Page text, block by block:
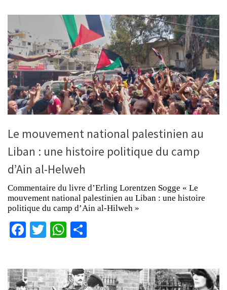
Le mouvement national palestinien au
Liban : une histoire politique du camp
d’Ain al-Helweh
Commentaire du livre d’Erling Lorentzen Sogge « Le
mouvement national palestinien au Liban : une histoire
politique du camp d’Ain al-Hilweh »
Facebook
TwitterWhatsApp